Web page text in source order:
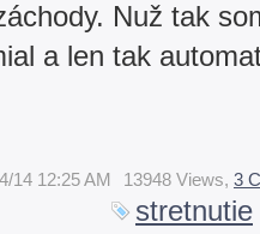
Nuž tak
a len tak
14 12:25 AM 13948 Views, 3
stretnutie